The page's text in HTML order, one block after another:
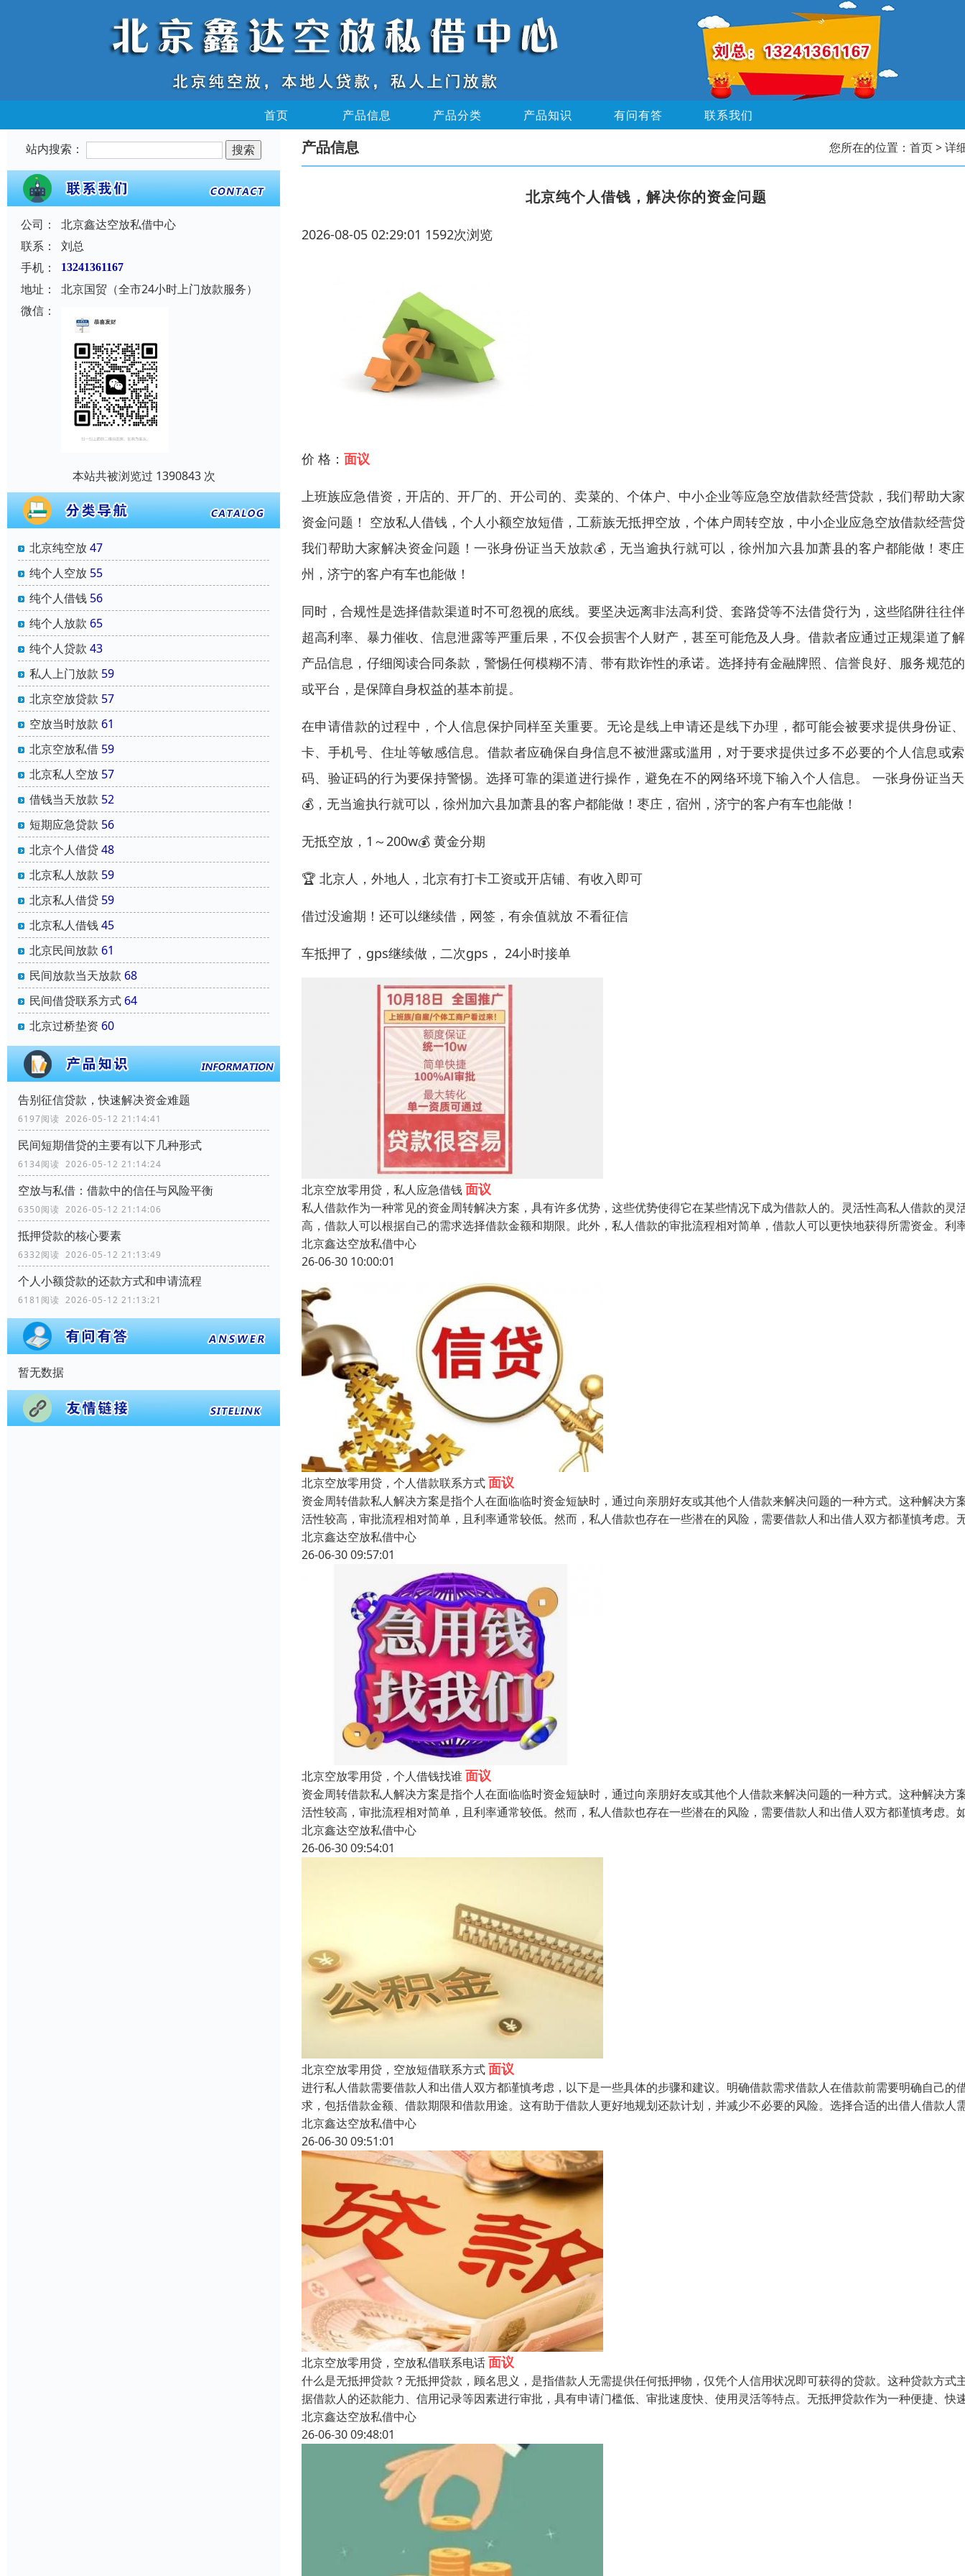
首页 产品信息 产品分类 产品知识 有问有答 联系我们
站内搜索：
公司：
北京鑫达空放私借中心
联系：
刘总
手机：
13241361167
地址：
北京国贸（全市24小时上门放款服务）
微信：
本站共被浏览过 1390843 次
北京纯空放47
纯个人空放 55
纯个人借钱 56
纯个人放款 65
纯个人贷款 43
私人上门放款 59
北京空放贷款 57
空放当时放款 61
北京空放私借 59
北京私人空放 57
借钱当天放款 52
短期应急贷款 56
北京个人借贷48
北京私人放款 59
北京私人借贷 59
北京私人借钱45
北京民间放款 61
民间放款当天放款 68
民间借贷联系方式 64
北京过桥垫资 60
告别征信贷款，快速解决资金难题
6197阅读 2026-05-12 21:14:41
民间短期借贷的主要有以下几种形式
6134阅读 2026-05-12 21:14:24
空放与私借：借款中的信任与风险平衡
6350阅读 2026-05-12 21:14:06
抵押贷款的核心要素
6332阅读 2026-05-12 21:13:49
个人小额贷款的还款方式和申请流程
6181阅读 2026-05-12 21:13:21
暂无数据
产品信息 您所在的位置： 首页> 详
北京纯个人借钱，解决你的资金问题
2026-08-05 02:29:01 1592次浏览
价 格： 面议
上班族应急借资，开店的、开厂的、开公司的、卖菜的、个体户、中小企业等应急空放借款经营贷款，我们帮助大
资金问题！ 空放私人借钱，个人小额空放短借，工薪族无抵押空放，个体户周转空放，中小企业应急空放借款经营
我们帮助大家解决资金问题！一张身份证当天放款💰，无当逾执行就可以，徐州加六县加萧县的客户都能做！枣
州，济宁的客户有车也能做！
同时，合规性是选择借款渠道时不可忽视的底线。要坚决远离非法高利贷、套路贷等不法借贷行为，这些陷阱往往
超高利率、暴力催收、信息泄露等严重后果，不仅会损害个人财产，甚至可能危及人身。借款者应通过正规渠道了
产品信息，仔细阅读合同条款，警惕任何模糊不清、带有欺诈性的承诺。选择持有金融牌照、信誉良好、服务规范
或平台，是保障自身权益的基本前提。
在申请借款的过程中，个人信息保护同样至关重要。无论是线上申请还是线下办理，都可能会被要求提供身份证
卡、手机号、住址等敏感信息。借款者应确保自身信息不被泄露或滥用，对于要求提供过多不必要的个人信息或
码、验证码的行为要保持警惕。选择可靠的渠道进行操作，避免在不的网络环境下输入个人信息。 一张身份证当
💰，无当逾执行就可以，徐州加六县加萧县的客户都能做！枣庄，宿州，济宁的客户有车也能做！
无抵空放，1～200w💰 黄金分期
🏆 北京人，外地人，北京有打卡工资或开店铺、有收入即可
借过没逾期！还可以继续借，网签，有余值就放 不看征信
车抵押了，gps继续做，二次gps， 24小时接单
北京空放零用贷，私人应急借钱面议
私人借款作为一种常见的资金周转解决方案，具有许多优势，这些优势使得它在某些情况下成为借款人的。灵活性高私人借款的灵
高，借款人可以根据自己的需求选择借款金额和期限。此外，私人借款的审批流程相对简单，借款人可以更快地获得所需资金。利
北京鑫达空放私借中心
26-06-30 10:00:01
北京空放零用贷，个人借款联系方式面议
资金周转借款私人解决方案是指个人在面临临时资金短缺时，通过向亲朋好友或其他个人借款来解决问题的一种方式。这种解决方
活性较高，审批流程相对简单，且利率通常较低。然而，私人借款也存在一些潜在的风险，需要借款人和出借人双方都谨慎考虑。
北京鑫达空放私借中心
26-06-30 09:57:01
北京空放零用贷，个人借钱找谁面议
资金周转借款私人解决方案是指个人在面临临时资金短缺时，通过向亲朋好友或其他个人借款来解决问题的一种方式。这种解决方
活性较高，审批流程相对简单，且利率通常较低。然而，私人借款也存在一些潜在的风险，需要借款人和出借人双方都谨慎考虑。
北京鑫达空放私借中心
26-06-30 09:54:01
北京空放零用贷，空放短借联系方式面议
进行私人借款需要借款人和出借人双方都谨慎考虑，以下是一些具体的步骤和建议。明确借款需求借款人在借款前需要明确自己的
求，包括借款金额、借款期限和借款用途。这有助于借款人更好地规划还款计划，并减少不必要的风险。选择合适的出借人借款人
北京鑫达空放私借中心
26-06-30 09:51:01
北京空放零用贷，空放私借联系电话面议
什么是无抵押贷款？无抵押贷款，顾名思义，是指借款人无需提供任何抵押物，仅凭个人信用状况即可获得的贷款。这种贷款方式
据借款人的还款能力、信用记录等因素进行审批，具有申请门槛低、审批速度快、使用灵活等特点。无抵押贷款作为一种便捷、快
北京鑫达空放私借中心
26-06-30 09:48:01